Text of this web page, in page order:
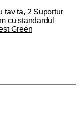
tavita, 2 Suporturi
cu standardul
Green